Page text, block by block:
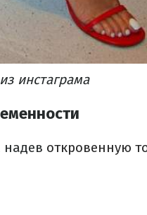
инстаграма
откровенную